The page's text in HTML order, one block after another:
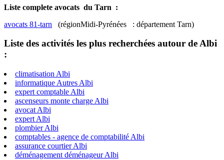
Liste complete avocats du Tarn :
avocats 81-tarn (régionMidi-Pyrénées : département Tarn)
Liste des activités les plus recherchées autour de Albi
:
climatisation Albi
informatique Autres Albi
expert comptable Albi
ascenseurs monte charge Albi
avocat Albi
expert Albi
plombier Albi
comptables - agence de comptabilité Albi
assurance courtier Albi
déménagement déménageur Albi